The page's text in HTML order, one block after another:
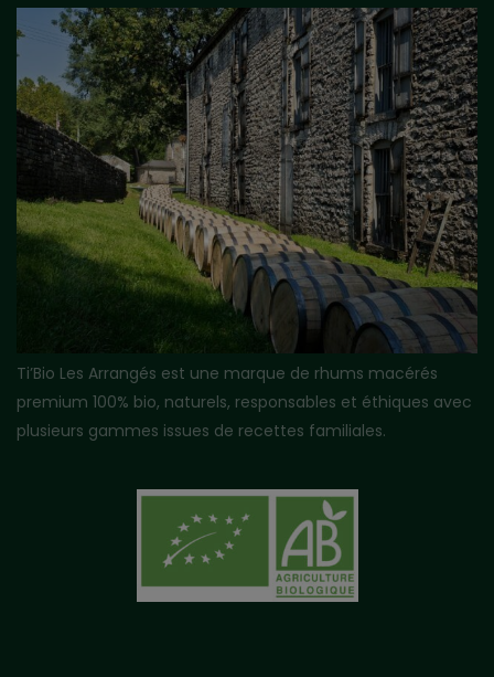
Ti’Bio Les Arrangés est une marque de rhums macérés
premium 100% bio, naturels, responsables et éthiques avec
plusieurs gammes issues de recettes familiales.